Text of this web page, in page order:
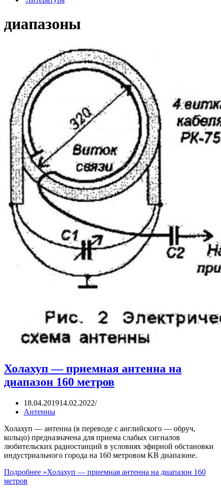
диапазоны
Холахуп — приемная антенна на
диапазон 160 метров
18.04.201914.02.2022
Антенны
Холахуп — антенна (в переводе с английского — обруч,
кольцо) предназначена для приема слабых сигналов
любительских радиостанций в условиях эфирной обстановки
индустриального города на 160 метровом KB диапазоне.
Подробнее »Холахуп — приемная антенна на диапазон 160
метров